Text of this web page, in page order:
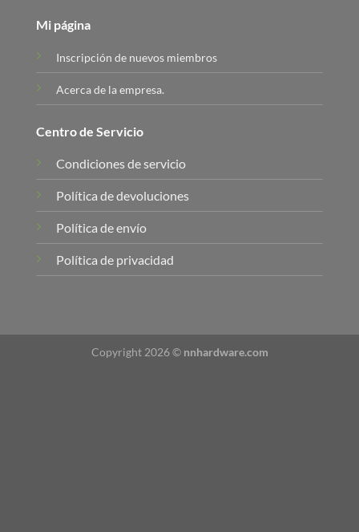
Mi página
Inscripción de nuevos miembros
Acerca de la empresa.
Centro de Servicio
Condiciones de servicio
Política de devoluciones
Política de envío
Política de privacidad
Copyright 2026 © nnhardware.com